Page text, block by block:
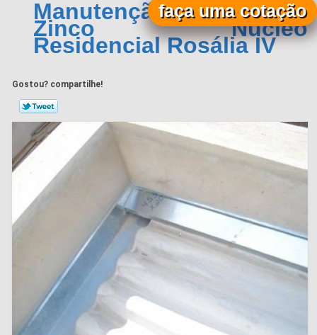
Manutenção de Calha de
Zinco Núcleo
Residencial Rosália IV
Gostou? compartilhe!
faça uma cotação